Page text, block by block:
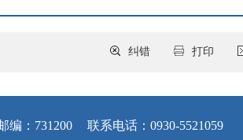
打印
纠错
编：731200 联系电话：0930-5521059